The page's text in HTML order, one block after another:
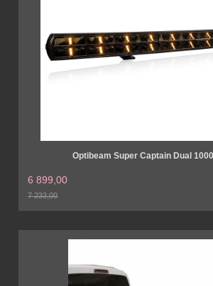
Optibeam Super Captain Dual
6 899,00
7 233,00